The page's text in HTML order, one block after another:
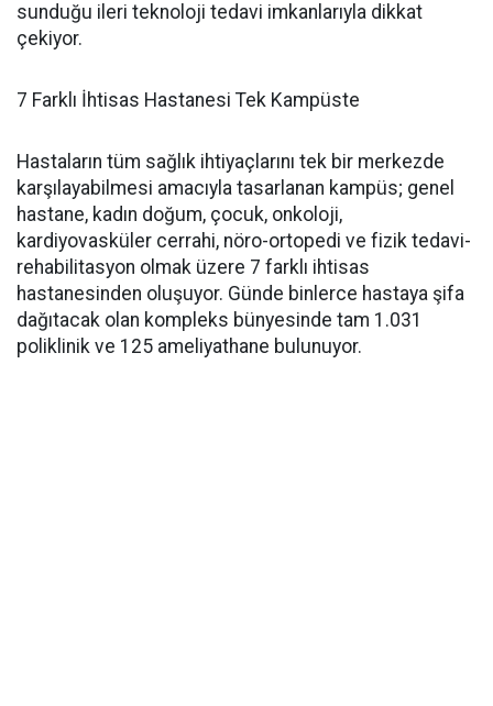
sunduğu ileri teknoloji tedavi imkanlarıyla dikkat
çekiyor.
7 Farklı İhtisas Hastanesi Tek Kampüste
Hastaların tüm sağlık ihtiyaçlarını tek bir merkezde
karşılayabilmesi amacıyla tasarlanan kampüs; genel
hastane, kadın doğum, çocuk, onkoloji,
kardiyovasküler cerrahi, nöro-ortopedi ve fizik tedavi-
rehabilitasyon olmak üzere 7 farklı ihtisas
hastanesinden oluşuyor. Günde binlerce hastaya şifa
dağıtacak olan kompleks bünyesinde tam 1.031
poliklinik ve 125 ameliyathane bulunuyor.